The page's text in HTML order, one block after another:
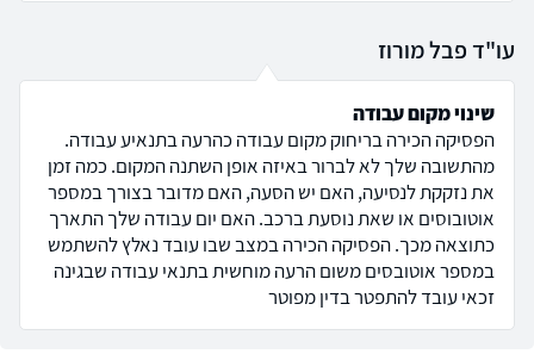
עו"ד פבל מורוז
שינוי מקום עבודה
הפסיקה הכירה בריחוק מקום עבודה כהרעה בתנאיע עבודה.
מהתשובה שלך לא לברור באיזה אופן השתנה המקום. כמה זמן
את נזקקת לנסיעה, האם יש הסעה, האם מדובר בצורך במספר
אוטובוסים או שאת נוסעת ברכב. האם יום עבודה שלך התארך
כתוצאה מכך. הפסיקה הכירה במצב שבו עובד נאלץ להשתמש
במספר אוטובסים משום הרעה מוחשית בתנאי עבודה שבגינה
זכאי עובד להתפטר בדין מפוטר